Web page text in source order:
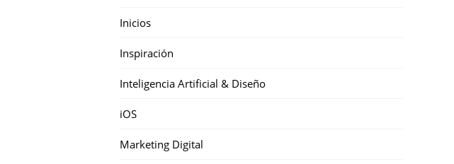
Inicios
Inspiración
Inteligencia Artificial & Diseño
iOS
Marketing Digital